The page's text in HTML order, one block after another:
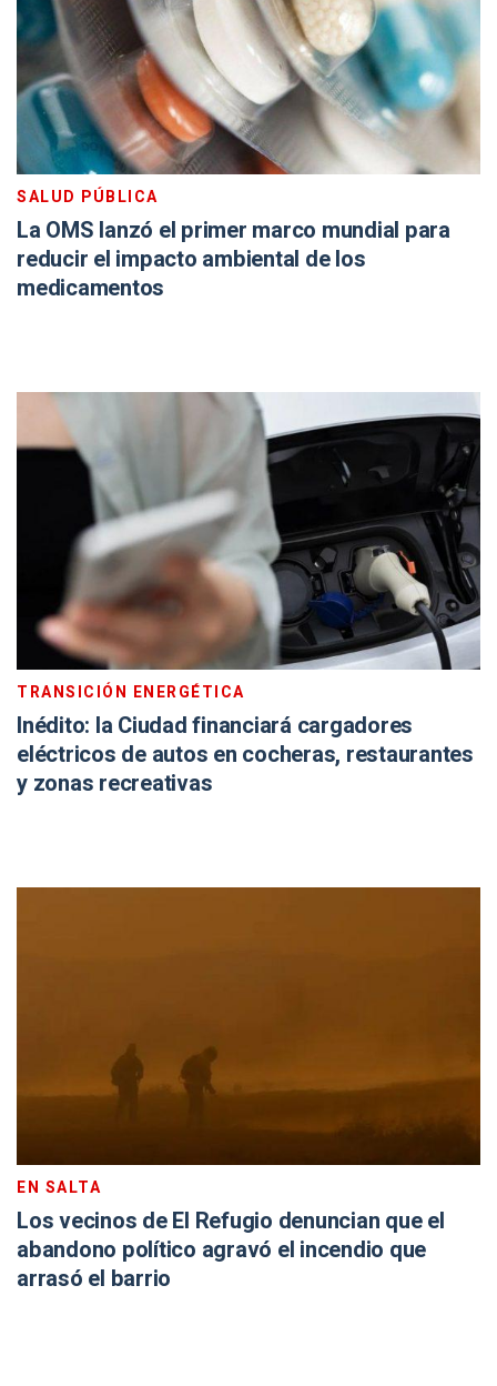
SALUD PÚBLICA
La OMS lanzó el primer marco mundial para
reducir el impacto ambiental de los
medicamentos
TRANSICIÓN ENERGÉTICA
Inédito: la Ciudad financiará cargadores
eléctricos de autos en cocheras, restaurantes
y zonas recreativas
EN SALTA
Los vecinos de El Refugio denuncian que el
abandono político agravó el incendio que
arrasó el barrio